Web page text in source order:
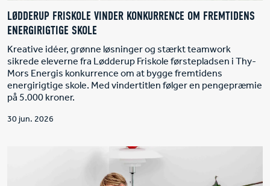
LØDDERUP FRISKOLE VINDER KONKURRENCE OM FREMTIDENS
ENERGIRIGTIGE SKOLE
Kreative idéer, grønne løsninger og stærkt teamwork
sikrede eleverne fra Lødderup Friskole førstepladsen i Thy-
Mors Energis konkurrence om at bygge fremtidens
energirigtige skole. Med vindertitlen følger en pengepræmie
på 5.000 kroner.
30 jun. 2026